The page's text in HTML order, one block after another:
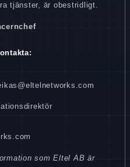
tjänster, är obestridligt.
som Eltel AB är